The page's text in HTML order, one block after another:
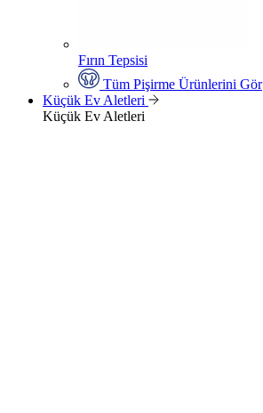
Fırın Tepsisi
Tüm Pişirme Ürünlerini Gör
Küçük Ev Aletleri
Küçük Ev Aletleri